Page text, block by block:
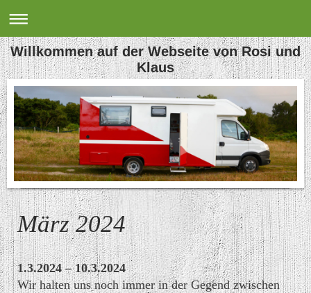
Willkommen auf der Webseite von Rosi und
Klaus
März 2024
1.3.2024 – 10.3.2024
Wir halten uns noch immer in der Gegend zwischen